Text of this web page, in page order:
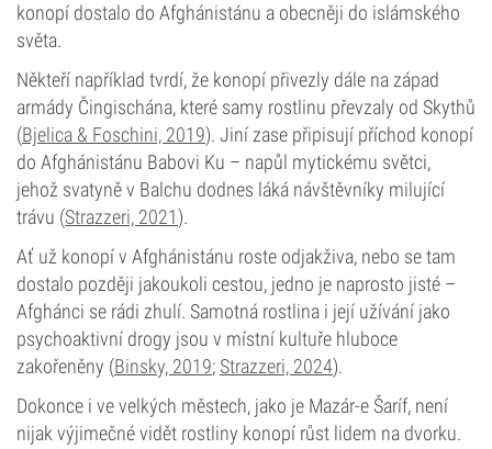
konopí dostalo do Afghánistánu a obecněji do islámského
světa.
Někteří například tvrdí, že konopí přivezly dále na západ
armády Čingischána, které samy rostlinu převzaly od Skythů
(Bjelica & Foschini, 2019). Jiní zase připisují příchod konopí
do Afghánistánu Babovi Ku – napůl mytickému světci,
jehož svatyně v Balchu dodnes láká návštěvníky milující
trávu (Strazzeri, 2021).
Ať už konopí v Afghánistánu roste odjakživa, nebo se tam
dostalo později jakoukoli cestou, jedno je naprosto jisté –
Afghánci se rádi zhulí. Samotná rostlina i její užívání jako
psychoaktivní drogy jsou v místní kultuře hluboce
zakořeněny (Binsky, 2019; Strazzeri, 2024).
Dokonce i ve velkých městech, jako je Mazár-e Šaríf, není
nijak výjimečné vidět rostliny konopí růst lidem na dvorku.